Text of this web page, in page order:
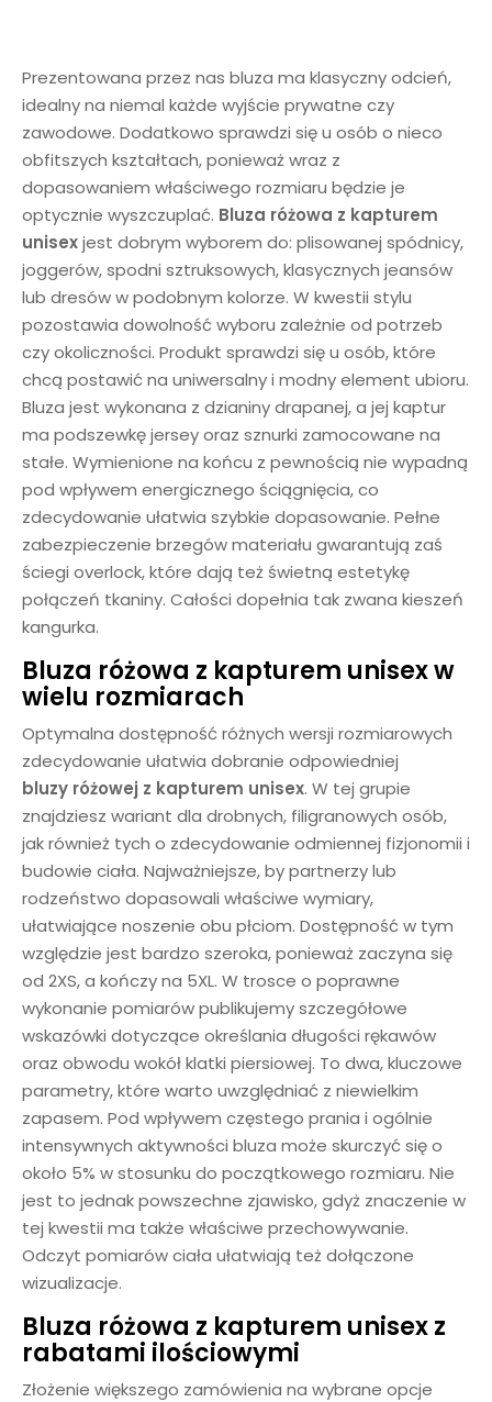
Prezentowana przez nas bluza ma klasyczny odcień,
idealny na niemal każde wyjście prywatne czy
zawodowe. Dodatkowo sprawdzi się u osób o nieco
obfitszych kształtach, ponieważ wraz z
dopasowaniem właściwego rozmiaru będzie je
optycznie wyszczuplać. Bluza różowa z kapturem
unisexjest dobrym wyborem do: plisowanej spódnicy,
joggerów, spodni sztruksowych, klasycznych jeansów
lub dresów w podobnym kolorze. W kwestii stylu
pozostawia dowolność wyboru zależnie od potrzeb
czy okoliczności. Produkt sprawdzi się u osób, które
chcą postawić na uniwersalny i modny element ubioru.
Bluza jest wykonana z dzianiny drapanej, a jej kaptur
ma podszewkę jersey oraz sznurki zamocowane na
stałe. Wymienione na końcu z pewnością nie wypadną
pod wpływem energicznego ściągnięcia, co
zdecydowanie ułatwia szybkie dopasowanie. Pełne
zabezpieczenie brzegów materiału gwarantują zaś
ściegi overlock, które dają też świetną estetykę
połączeń tkaniny. Całości dopełnia tak zwana kieszeń
kangurka.
Bluza różowa z kapturem unisex w
wielu rozmiarach
Optymalna dostępność różnych wersji rozmiarowych
zdecydowanie ułatwia dobranie odpowiedniej
bluzy różowej z kapturem unisex. W tej grupie
znajdziesz wariant dla drobnych, filigranowych osób,
jak również tych o zdecydowanie odmiennej fizjonomii i
budowie ciała. Najważniejsze, by partnerzy lub
rodzeństwo dopasowali właściwe wymiary,
ułatwiające noszenie obu płciom. Dostępność w tym
względzie jest bardzo szeroka, ponieważ zaczyna się
od 2XS, a kończy na 5XL. W trosce o poprawne
wykonanie pomiarów publikujemy szczegółowe
wskazówki dotyczące określania długości rękawów
oraz obwodu wokół klatki piersiowej. To dwa, kluczowe
parametry, które warto uwzględniać z niewielkim
zapasem. Pod wpływem częstego prania i ogólnie
intensywnych aktywności bluza może skurczyć się o
około 5% w stosunku do początkowego rozmiaru. Nie
jest to jednak powszechne zjawisko, gdyż znaczenie w
tej kwestii ma także właściwe przechowywanie.
Odczyt pomiarów ciała ułatwiają też dołączone
wizualizacje.
Bluza różowa z kapturem unisex z
rabatami ilościowymi
Złożenie większego zamówienia na wybrane opcje